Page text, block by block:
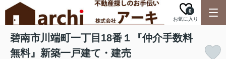
お気に入り
0
碧南市川端町一丁目18番１『仲介手数料
無料』新築一戸建て・建売